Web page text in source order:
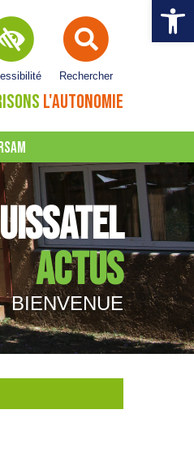
Ouvrir
Rechercher
L'AUTONOMIE
ACTUS
BIENVENUE